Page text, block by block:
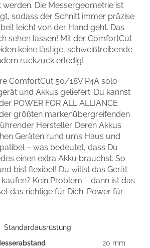
Die Messergeometrie ist
sodass der Schnitt immer präzise
leicht von der Hand geht. Das
sehen lassen! Mit der ComfortCut
keine lästige, schweißtreibende
ruckzuck erledigt.
ComfortCut 50/18V P4A solo
und Akkus geliefert. Du kannst
POWER FOR ALL ALLIANCE
größten markenübergreifenden
Hersteller. Deren Akkus
Geräten rund ums Haus und
– was bedeutet, dass Du
einen extra Akku brauchst. So
bist flexibel! Du willst das Gerät
Kein Problem – dann ist das
das richtige für Dich. Power für
Standardausrüstung
20 mm